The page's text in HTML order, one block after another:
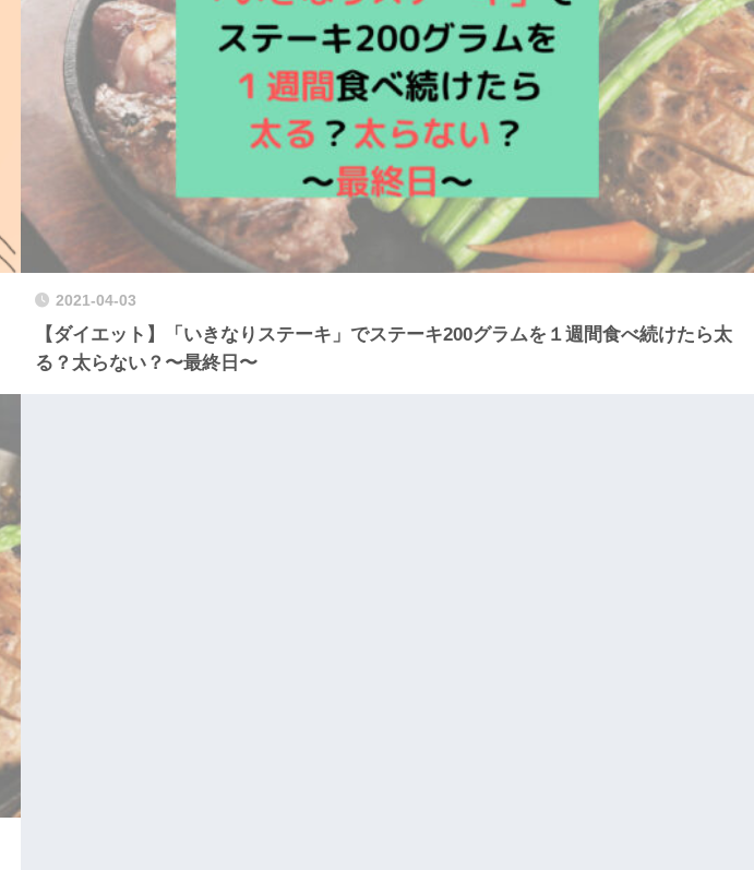
2021-04-03
【ダイエット】「いきなりステーキ」でステーキ200グラムを１週間食べ続けたら太
る？太らない？〜最終日〜